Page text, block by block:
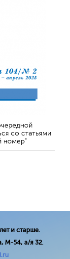
со статьями
номер"
и старше.
М-54, а/я 32.